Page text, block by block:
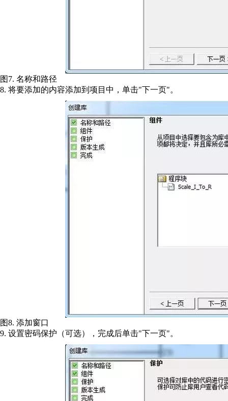
图7. 名称和路径
8. 将要添加的内容添加到项目中，单击"下一页"。
图8. 添加窗口
9. 设置密码保护（可选），完成后单击"下一页"。